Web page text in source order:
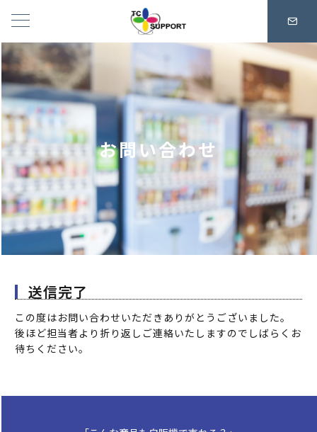
お問い合わせ
送信完了
この度はお問い合わせいただきありがとうございました。
後ほど担当者より折り返しご連絡いたしますのでしばらくお
待ちください。